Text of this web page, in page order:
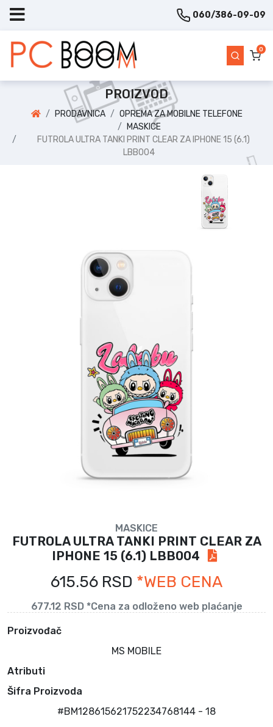
060/386-09-09
0
PROIZVOD
PRODAVNICA
OPREMA ZA MOBILNE TELEFONE
MASKICE
FUTROLA ULTRA TANKI PRINT CLEAR ZA IPHONE 15 (6.1)
LBB004
MASKICE
FUTROLA ULTRA TANKI PRINT CLEAR ZA
IPHONE 15 (6.1) LBB004
615.56 RSD *WEB CENA
677.12 RSD *Cena za odloženo web plaćanje
Proizvođač
MS MOBILE
Atributi
Šifra Proizvoda
#BM128615621752234768144 - 18